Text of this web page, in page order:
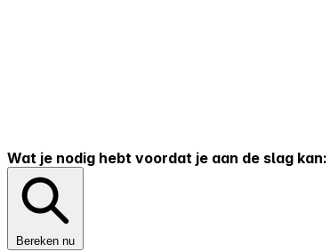
Wat je nodig hebt voordat je aan de slag kan:
Bereken nu